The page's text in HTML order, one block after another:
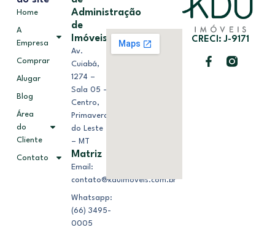
CRECI: J-9171
Home
A
Empresa
Comprar
Alugar
Blog
Área
do
Cliente
Contato
Administração
de
Imóveis
Av.
Cuiabá,
1274 –
Sala 05 –
Centro,
Primavera
do Leste
– MT
Matriz
Email:
contato@kduimoveis.com.br
Whatsapp:
(66) 3495-
0005